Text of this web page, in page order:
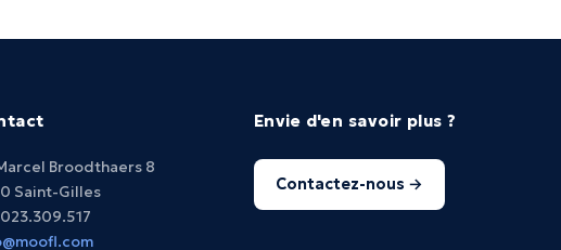
Broodthaers 8
Saint-Gilles
Envie d'en savoir plus ?
Contactez-nous →